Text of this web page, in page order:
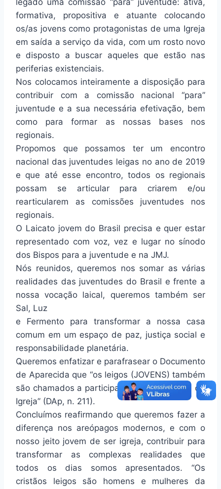
legado uma comissão “para” juventude: ativa,
formativa, propositiva e atuante colocando
os/as jovens como protagonistas de uma Igreja
em saída a serviço da vida, com um rosto novo
e disposto a buscar aqueles que estão nas
periferias existenciais.
Nos colocamos inteiramente a disposição para
contribuir com a comissão nacional “para”
juventude e a sua necessária efetivação, bem
como para formar as nossas bases nos
regionais.
Propomos que possamos ter um encontro
nacional das juventudes leigas no ano de 2019
e que até esse encontro, todos os regionais
possam se articular para criarem e/ou
rearticularem as comissões juventudes nos
regionais.
O Laicato jovem do Brasil precisa e quer estar
representado com voz, vez e lugar no sínodo
dos Bispos para a juventude e na JMJ.
Nós reunidos, queremos nos somar as várias
realidades das juventudes do Brasil e frente a
nossa vocação laical, queremos também ser
Sal, Luz
e Fermento para transformar a nossa casa
comum em um espaço de paz, justiça social e
responsabilidade planetária.
Queremos enfatizar e parafrasear o Documento
de Aparecida que “os leigos (JOVENS) também
são chamados a participar na ação pastoral da
Igreja” (DAp, n. 211).
Concluímos reafirmando que queremos fazer a
diferença nos areópagos modernos, e com o
nosso jeito jovem de ser igreja, contribuir para
transformar as complexas realidades que
todos os dias somos apresentados. “Os
cristãos leigos são homens e mulheres da